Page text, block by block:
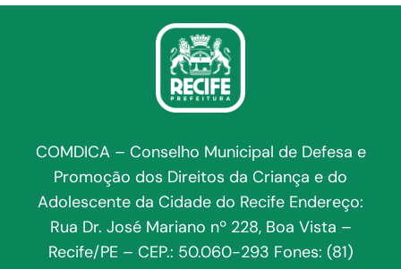
COMDICA – Conselho Municipal de Defesa e
Promoção dos Direitos da Criança e do
Adolescente da Cidade do Recife Endereço:
Rua Dr. José Mariano nº 228, Boa Vista –
Recife/PE – CEP.: 50.060-293 Fones: (81)